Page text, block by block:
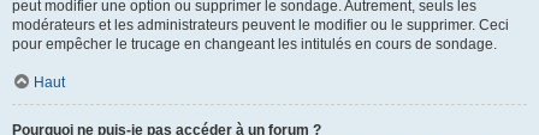
peut modifier une option ou supprimer le sondage. Autrement, seuls les
modérateurs et les administrateurs peuvent le modifier ou le supprimer. Ceci
pour empêcher le trucage en changeant les intitulés en cours de sondage.
Haut
Pourquoi ne puis-je pas accéder à un forum ?